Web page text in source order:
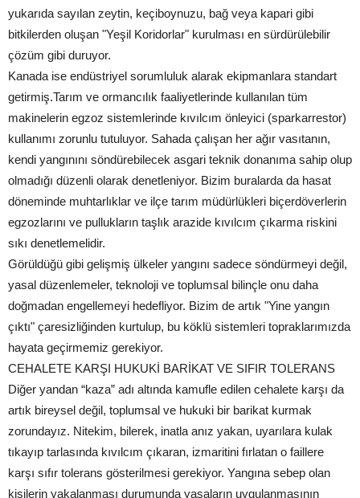
yukarıda sayılan zeytin, keçiboynuzu, bağ veya kapari gibi
bitkilerden oluşan "Yeşil Koridorlar" kurulması en sürdürülebilir
çözüm gibi duruyor.
Kanada ise endüstriyel sorumluluk alarak ekipmanlara standart
getirmiş.Tarım ve ormancılık faaliyetlerinde kullanılan tüm
makinelerin egzoz sistemlerinde kıvılcım önleyici (sparkarrestor)
kullanımı zorunlu tutuluyor. Sahada çalışan her ağır vasıtanın,
kendi yangınını söndürebilecek asgari teknik donanıma sahip olup
olmadığı düzenli olarak denetleniyor. Bizim buralarda da hasat
döneminde muhtarlıklar ve ilçe tarım müdürlükleri biçerdöverlerin
egzozlarını ve pullukların taşlık arazide kıvılcım çıkarma riskini
sıkı denetlemelidir.
Görüldüğü gibi gelişmiş ülkeler yangını sadece söndürmeyi değil,
yasal düzenlemeler, teknoloji ve toplumsal bilinçle onu daha
doğmadan engellemeyi hedefliyor. Bizim de artık "Yine yangın
çıktı" çaresizliğinden kurtulup, bu köklü sistemleri topraklarımızda
hayata geçirmemiz gerekiyor.
CEHALETE KARŞI HUKUKİ BARİKAT VE SIFIR TOLERANS
Diğer yandan “kaza” adı altında kamufle edilen cehalete karşı da
artık bireysel değil, toplumsal ve hukuki bir barikat kurmak
zorundayız. Nitekim, bilerek, inatla anız yakan, uyarılara kulak
tıkayıp tarlasında kıvılcım çıkaran, izmaritini fırlatan o faillere
karşı sıfır tolerans gösterilmesi gerekiyor. Yangına sebep olan
kişilerin yakalanması durumunda yasaların uygulanmasının